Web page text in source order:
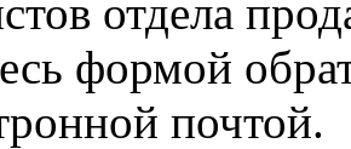
отдела
формой
почтой.